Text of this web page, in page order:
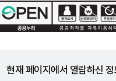
현재 페이지에서 열람하신